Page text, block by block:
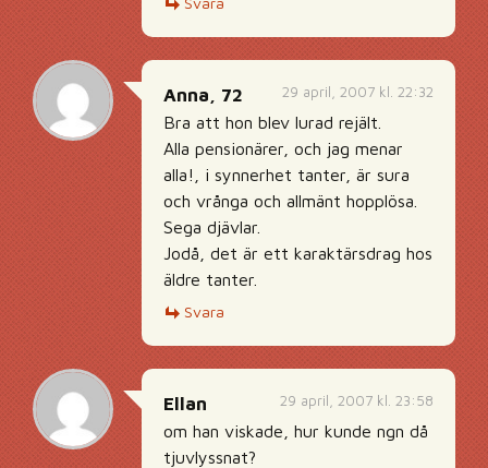
29 april, 2007 kl. 22:32
Anna, 72
Bra att hon blev lurad rejält.
Alla pensionärer, och jag menar
alla!, i synnerhet tanter, är sura
och vrånga och allmänt hopplösa.
Sega djävlar.
Jodå, det är ett karaktärsdrag hos
äldre tanter.
Svara
29 april, 2007 kl. 23:58
Ellan
om han viskade, hur kunde ngn då
tjuvlyssnat?